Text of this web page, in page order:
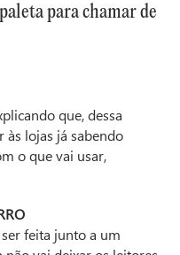
para chamar de
que, dessa
lojas já sabendo
o que vai usar,
feita junto a um